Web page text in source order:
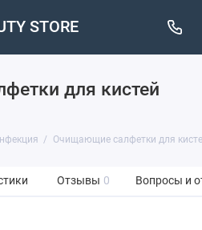
STORE
для кистей
Очищающие салфетки для
Отзывы 0 Вопросы и